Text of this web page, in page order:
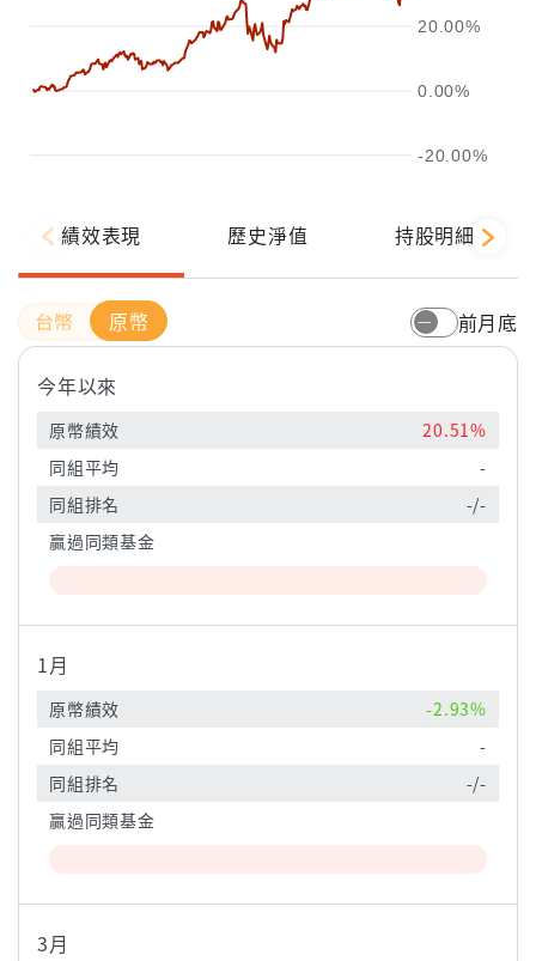
-20.00%
0.00%
20.00%
績效表現 歷史淨值 持股明細
原幣 前月底
今年以來
原幣績效
20.51%
同組平均
-
同組排名
-/-
贏過同類基金
1月
原幣績效
-2.93%
同組平均
-
同組排名
-/-
贏過同類基金
3月